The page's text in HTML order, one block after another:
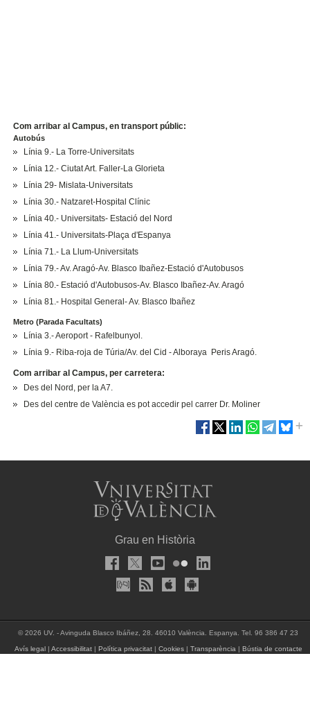
Com arribar al Campus, en transport públic:
Autobús
Línia 9.- La Torre-Universitats
Línia 12.- Ciutat Art. Faller-La Glorieta
Línia 29- Mislata-Universitats
Línia 30.- Natzaret-Hospital Clínic
Línia 40.- Universitats- Estació del Nord
Línia 41.- Universitats-Plaça d'Espanya
Línia 71.- La Llum-Universitats
Línia 79.- Av. Aragó-Av. Blasco Ibañez-Estació d'Autobusos
Línia 80.- Estació d'Autobusos-Av. Blasco Ibañez-Av. Aragó
Línia 81.- Hospital General- Av. Blasco Ibañez
Metro (Parada Facultats)
Línia 3.- Aeroport - Rafelbunyol.
Línia 9.- Riba-roja de Túria/Av. del Cid - Alboraya Peris Aragó.
Com arribar al Campus, per carretera:
Des del Nord, per la A7.
Des del centre de València es pot accedir pel carrer Dr. Moliner
Grau en Història
© 2026 UV. - Avinguda Blasco Ibáñez, 28. 46010 València. Espanya. Tel. 96 386 47 23
Avís legal| Accessibilitat| Política privacitat| Cookies| Transparència | Bústia de contacte